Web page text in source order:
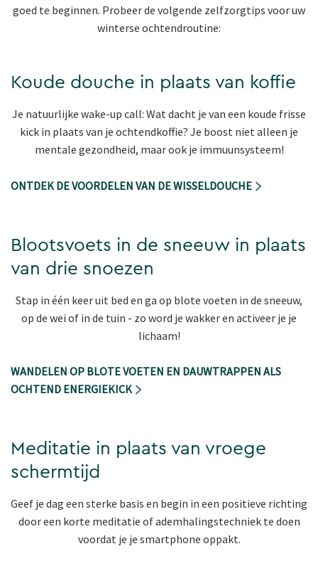
goed te beginnen. Probeer de volgende zelfzorgtips voor uw
winterse ochtendroutine:
Koude douche in plaats van koffie
Je natuurlijke wake-up call: Wat dacht je van een koude frisse
kick in plaats van je ochtendkoffie? Je boost niet alleen je
mentale gezondheid, maar ook je immuunsysteem!
ONTDEK DE VOORDELEN VAN DE WISSELDOUCHE
Blootsvoets in de sneeuw in plaats
van drie snoezen
Stap in één keer uit bed en ga op blote voeten in de sneeuw,
op de wei of in de tuin - zo word je wakker en activeer je je
lichaam!
WANDELEN OP BLOTE VOETEN EN DAUWTRAPPEN ALS
OCHTEND ENERGIEKICK
Meditatie in plaats van vroege
schermtijd
Geef je dag een sterke basis en begin in een positieve richting
door een korte meditatie of ademhalingstechniek te doen
voordat je je smartphone oppakt.